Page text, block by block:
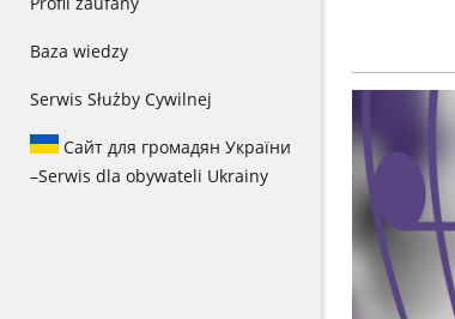
Baza wiedzy
Serwis Służby Cywilnej
Сайт для громадян України
–Serwis dla obywateli Ukrainy